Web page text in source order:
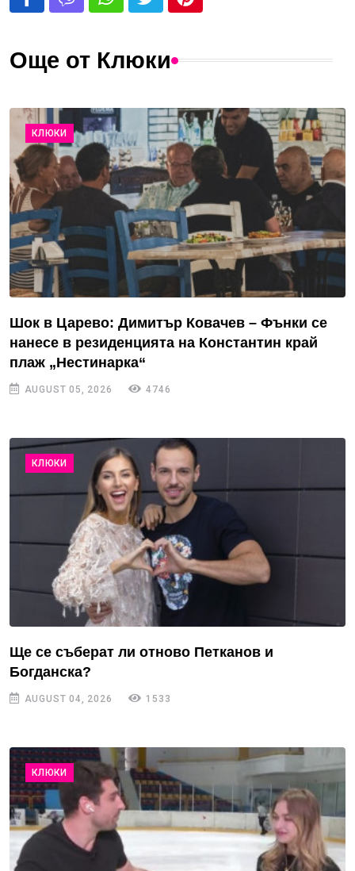
Още от Клюки
КЛЮКИ
Шок в Царево: Димитър Ковачев – Фънки се
нанесе в резиденцията на Константин край
плаж „Нестинарка“
AUGUST 05, 2026 4746
КЛЮКИ
Ще се съберат ли отново Петканов и
Богданска?
AUGUST 04, 2026 1533
КЛЮКИ